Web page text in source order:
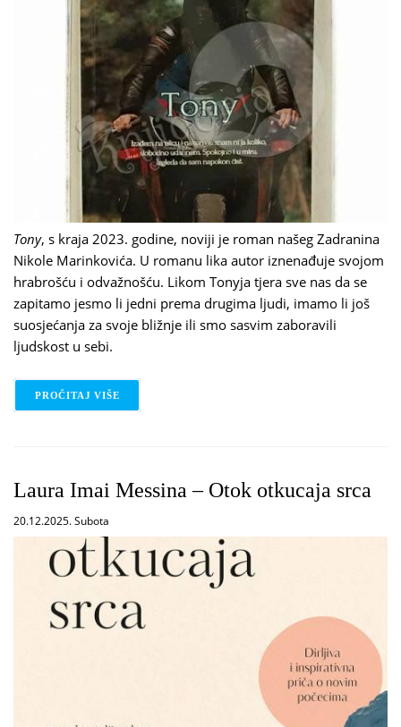
Tony, s kraja 2023. godine, noviji je roman našeg Zadranina
Nikole Marinkovića. U romanu lika autor iznenađuje svojom
hrabrošću i odvažnošću. Likom Tonyja tjera sve nas da se
zapitamo jesmo li jedni prema drugima ljudi, imamo li još
suosjećanja za svoje bližnje ili smo sasvim zaboravili
ljudskost u sebi.
PROČITAJ VIŠE
Laura Imai Messina – Otok otkucaja srca
20.12.2025. Subota